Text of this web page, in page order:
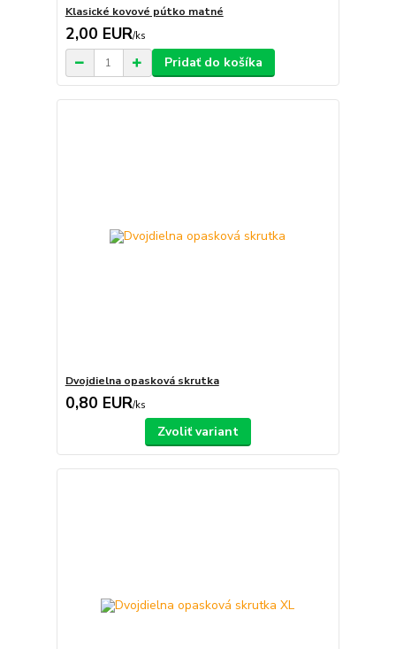
Klasické kovové pútko matné
2,00 EUR/ks
Pridať do košíka
Dvojdielna opasková skrutka
0,80 EUR/ks
Zvoliť variant